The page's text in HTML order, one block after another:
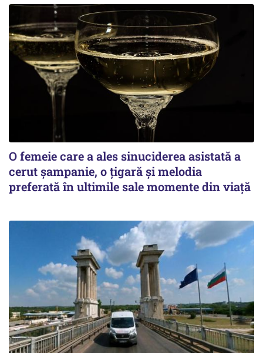
O femeie care a ales sinuciderea asistată a
cerut șampanie, o țigară și melodia
preferată în ultimile sale momente din viață